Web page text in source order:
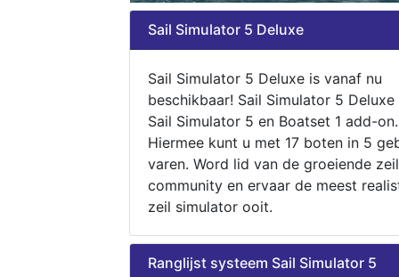
Sail Simulator 5 Deluxe
Sail Simulator 5 Deluxe is vanaf nu
beschikbaar! Sail Simulator 5
Sail Simulator 5 en Boatset 1 add-on.
Hiermee kunt u met 17 boten in 5
varen. Word lid van de groeiende zeil
community en ervaar de meest
zeil simulator ooit.
Ranglijst systeem Sail Simulator 5